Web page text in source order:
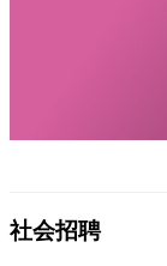
社会招聘